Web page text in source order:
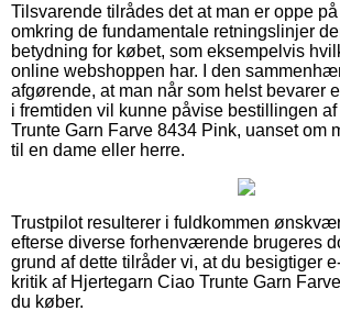
Tilsvarende tilrådes det at man er oppe
omkring de fundamentale retningslinjer
betydning for købet, som eksempelvis
online webshoppen har. I den
afgørende, at man når som helst bevarer
i fremtiden vil kunne påvise bestillingen
Trunte Garn Farve 8434 Pink, uanset om
til en dame eller herre.
Trustpilot resulterer i fuldkommen
efterse diverse forhenværende brugeres
grund af dette tilråder vi, at du besigtiger
kritik af Hjertegarn Ciao Trunte Garn
du køber.